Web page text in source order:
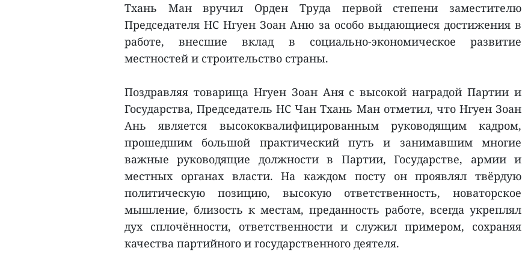
Тхань Ман вручил Орден Труда первой степени заместителю
Председателя НС Нгуен Зоан Аню за особо выдающиеся достижения в
работе, внесшие вклад в социально-экономическое развитие
местностей и строительство страны.
Поздравляя товарища Нгуен Зоан Аня с высокой наградой Партии и
Государства, Председатель НС Чан Тхань Ман отметил, что Нгуен Зоан
Ань является высококвалифицированным руководящим кадром,
прошедшим большой практический путь и занимавшим многие
важные руководящие должности в Партии, Государстве, армии и
местных органах власти. На каждом посту он проявлял твёрдую
политическую позицию, высокую ответственность, новаторское
мышление, близость к местам, преданность работе, всегда укреплял
дух сплочённости, ответственности и служил примером, сохраняя
качества партийного и государственного деятеля.